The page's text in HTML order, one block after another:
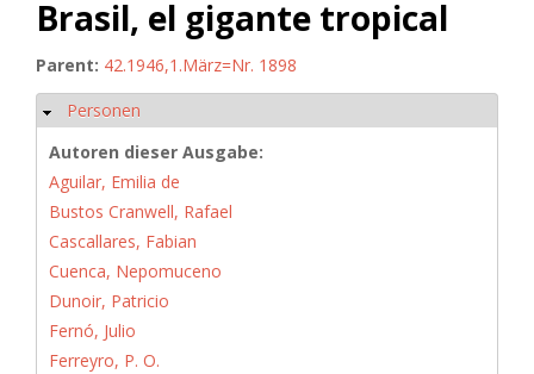
Brasil, el gigante tropical
Parent: 42.1946,1.März=Nr. 1898
Ausblenden
Personen
Autoren dieser Ausgabe:
Aguilar, Emilia de
Bustos Cranwell, Rafael
Cascallares, Fabian
Cuenca, Nepomuceno
Dunoir, Patricio
Fernó, Julio
Ferreyro, P. O.